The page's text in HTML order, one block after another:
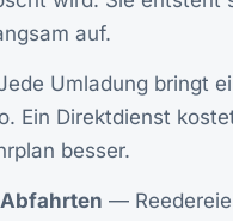
auf.
Umladung bringt
Ein Direktdienst
besser.
—